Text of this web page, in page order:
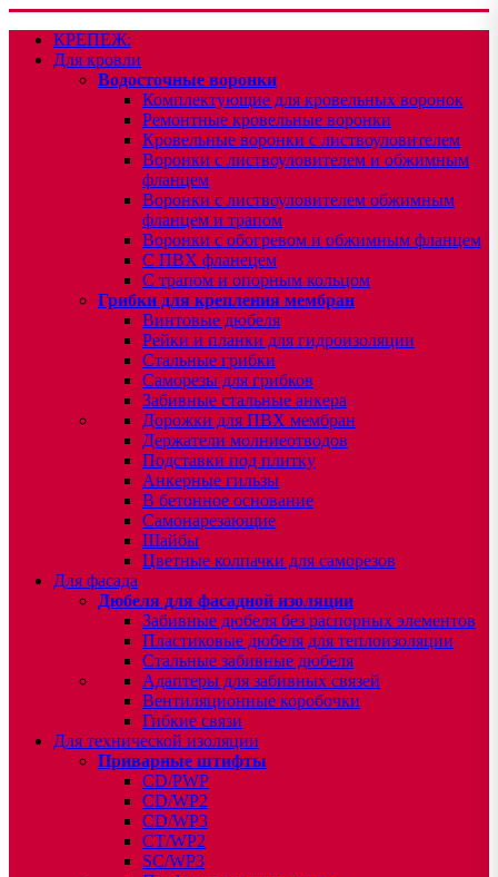
КРЕПЕЖ:
Для кровли
Водосточные воронки
Комплектующие для кровельных воронок
Ремонтные кровельные воронки
Кровельные воронки с листвоуловителем
Воронки с листвоуловителем и обжимным
фланцем
Воронки с листвоуловителем обжимным
фланцем и трапом
Воронки с обогревом и обжимным фланцем
С ПВХ фланецем
С трапом и опорным кольцом
Грибки для крепления мембран
Винтовые дюбеля
Рейки и планки для гидроизоляции
Стальные грибки
Саморезы для грибков
Забивные стальные анкера
Дорожки для ПВХ мембран
Держатели молниеотводов
Подставки под плитку
Анкерные гильзы
В бетонное основание
Самонарезающие
Шайбы
Цветные колпачки для саморезов
Для фасада
Дюбеля для фасадной изоляции
Забивные дюбеля без распорных элементов
Пластиковые дюбеля для теплоизоляции
Стальные забивные дюбеля
Адаптеры для забивных связей
Вентиляционные коробочки
Гибкие связи
Для технической изоляции
Приварные штифты
CD/PWP
CD/WP2
CD/WP3
CT/WP2
SC/WP3